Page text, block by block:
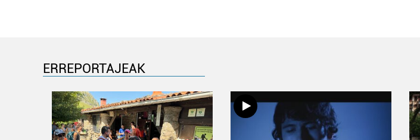
ERREPORTAJEAK